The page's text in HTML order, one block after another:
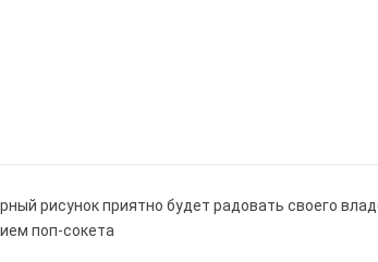
рисунок приятно будет радовать своего
поп-сокета